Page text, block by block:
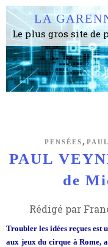
LA
PENSÉES ,
PAUL
de
Rédigé par
Troubler les idées reçues est
aux jeux du cirque à Rome,